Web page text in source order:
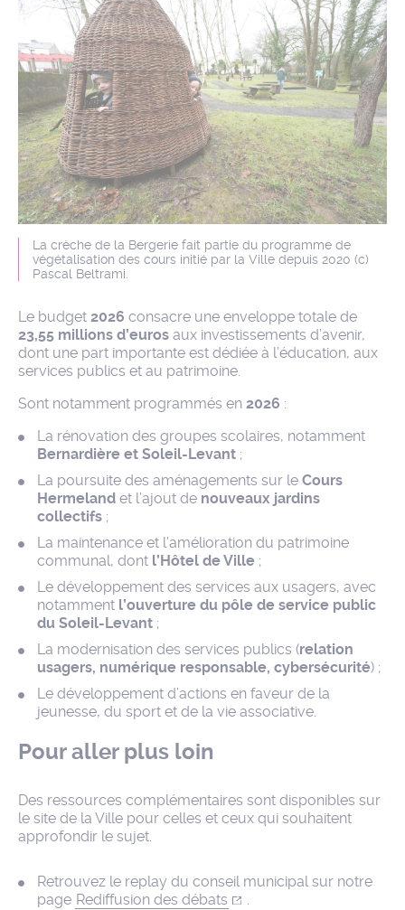
La crèche de la Bergerie fait partie du programme de
végétalisation des cours initié par la Ville depuis 2020 (c)
Pascal Beltrami.
Le budget 2026 consacre une enveloppe totale de
23,55 millions d’euros aux investissements d’avenir,
dont une part importante est dédiée à l’éducation, aux
services publics et au patrimoine.
Sont notamment programmés en 2026 :
La rénovation des groupes scolaires, notamment
Bernardière et Soleil-Levant ;
La poursuite des aménagements sur le Cours
Hermeland et l’ajout de nouveaux jardins
collectifs ;
La maintenance et l’amélioration du patrimoine
communal, dont l’Hôtel de Ville ;
Le développement des services aux usagers, avec
notamment l’ouverture du pôle de service public
du Soleil-Levant ;
La modernisation des services publics (relation
usagers, numérique responsable, cybersécurité) ;
Le développement d’actions en faveur de la
jeunesse, du sport et de la vie associative.
Pour aller plus loin
Des ressources complémentaires sont disponibles sur
le site de la Ville pour celles et ceux qui souhaitent
approfondir le sujet.
Retrouvez le replay du conseil municipal sur notre
page Rediffusion des débats .